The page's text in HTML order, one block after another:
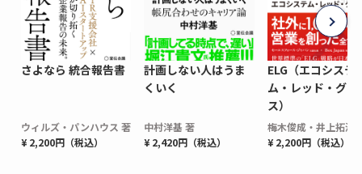
さよなら 統合報告書
ウィルズ・パンハウス 著
¥ 2,200円（税込）
計画しない人はうま
くいく
中村洋基 著
¥ 2,420円（税込）
ELG（エコシステ
ム・レッド・グロ
ス）
梅木俊成・井上拓海
¥ 2,200円（税込）